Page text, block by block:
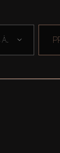
Chambres À Cou ...